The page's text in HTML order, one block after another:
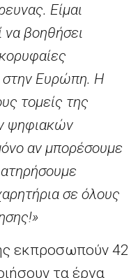
Είμαι
βοηθήσει
στην Ευρώπη. Η
τομείς της
ψηφιακών
αν μπορέσουμε
σε όλους
»
εκπροσωπούν 42
τα έργα